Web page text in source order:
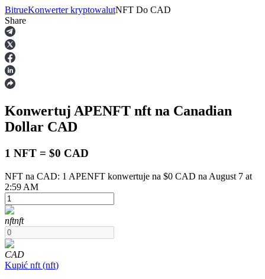
Kontrakty terminowe
Kontrakty terminowe na USDT
BitrueKonwerter kryptowalutNFT Do CAD
Share
Konwertuj APENFT nft na Canadian
Dollar CAD
1 NFT = $0 CAD
NFT na CAD: 1 APENFT konwertuje na $0 CAD na August 7 at
2:59 AM
nftnft
CAD
Kupić nft (nft)